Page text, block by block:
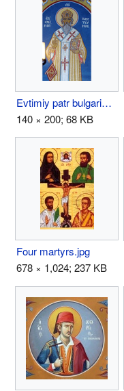
Evtimiy patr bulgaria.png
140 × 200; 68 KB
Four martyrs.jpg
678 × 1,024; 237 KB